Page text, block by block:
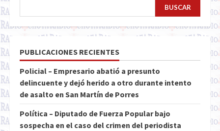
BUSCAR
PUBLICACIONES RECIENTES
Policial – Empresario abatió a presunto
delincuente y dejó herido a otro durante intento
de asalto en San Martín de Porres
Política – Diputado de Fuerza Popular bajo
sospecha en el caso del crimen del periodista